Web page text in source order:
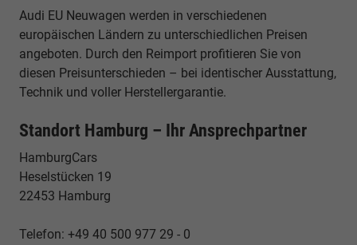
Audi EU Neuwagen werden in verschiedenen
europäischen Ländern zu unterschiedlichen Preisen
angeboten. Durch den Reimport profitieren Sie von
diesen Preisunterschieden – bei identischer Ausstattung,
Technik und voller Herstellergarantie.
Standort Hamburg – Ihr Ansprechpartner
HamburgCars
Heselstücken 19
22453 Hamburg
Telefon: +49 40 500 977 29 - 0